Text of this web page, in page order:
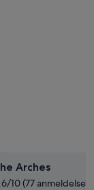
Arches
10 (77 anmeldelser)